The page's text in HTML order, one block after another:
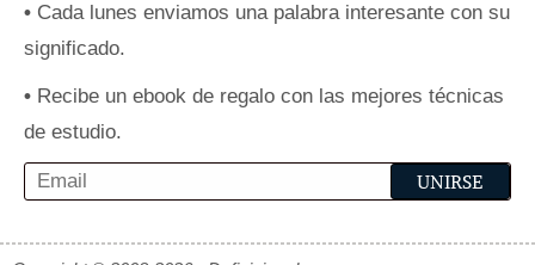
• Cada lunes enviamos una palabra interesante con su
significado.
• Recibe un ebook de regalo con las mejores técnicas
de estudio.